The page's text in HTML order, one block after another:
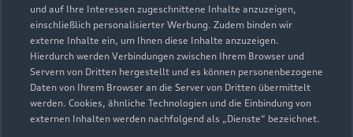
und auf Ihre Interessen zugeschnittene Inhalte anzuzeigen,
einschließlich personalisierter Werbung. Zudem binden wir
externe Inhalte ein, um Ihnen diese Inhalte anzuzeigen.
Hierdurch werden Verbindungen zwischen Ihrem Browser und
Servern von Dritten hergestellt und es können personenbezogene
Daten von Ihrem Browser an die Server von Dritten übermittelt
werden. Cookies, ähnliche Technologien und die Einbindung von
externen Inhalten werden nachfolgend als „Dienste“ bezeichnet.